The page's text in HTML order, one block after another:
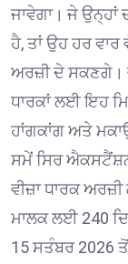
ਜਾਵੇਗਾ। ਜੇ
ਹੈ, ਤਾਂ ਉਹ ਹਰ
ਅਰਜ਼ੀ ਦੇ ਸਕਣਗੇ।
ਧਾਰਕਾਂ ਲਈ ਇਹ
ਹਾਂਗਕਾਂਗ ਅਤੇ
ਸਮੇਂ ਸਿਰ
ਵੀਜ਼ਾ ਧਾਰਕ
ਮਾਲਕ ਲਈ 240
15 ਸਤੰਬਰ 2026